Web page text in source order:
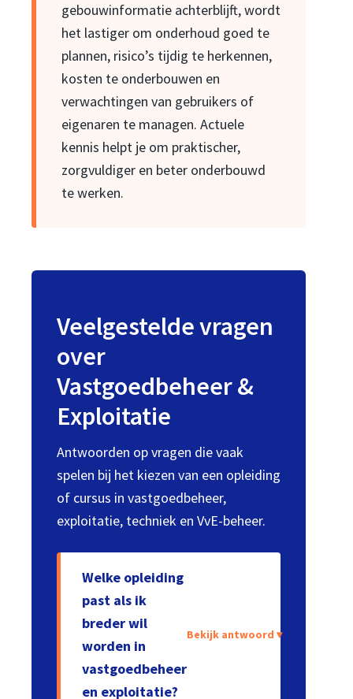
gebouwinformatie achterblijft, wordt
het lastiger om onderhoud goed te
plannen, risico’s tijdig te herkennen,
kosten te onderbouwen en
verwachtingen van gebruikers of
eigenaren te managen. Actuele
kennis helpt je om praktischer,
zorgvuldiger en beter onderbouwd
te werken.
Veelgestelde vragen
over
Vastgoedbeheer &
Exploitatie
Antwoorden op vragen die vaak
spelen bij het kiezen van een opleiding
of cursus in vastgoedbeheer,
exploitatie, techniek en VvE-beheer.
Welke opleiding
past als ik
breder wil
worden in
vastgoedbeheer
en exploitatie?
Bekijk antwoord ▾